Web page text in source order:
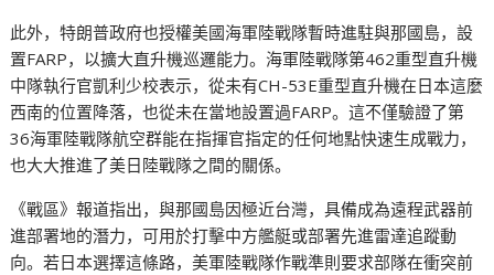
此外，特朗普政府也授權美國海軍陸戰隊暫時進駐與那國島，設
置FARP，以擴大直升機巡邏能力。海軍陸戰隊第462重型直升機
中隊執行官凱利少校表示，從未有CH-53E重型直升機在日本這麼
西南的位置降落，也從未在當地設置過FARP。這不僅驗證了第
36海軍陸戰隊航空群能在指揮官指定的任何地點快速生成戰力，
也大大推進了美日陸戰隊之間的關係。
《戰區》報道指出，與那國島因極近台灣，具備成為遠程武器前
進部署地的潛力，可用於打擊中方艦艇或部署先進雷達追蹤動
向。若日本選擇這條路，美軍陸戰隊作戰準則要求部隊在衝突前